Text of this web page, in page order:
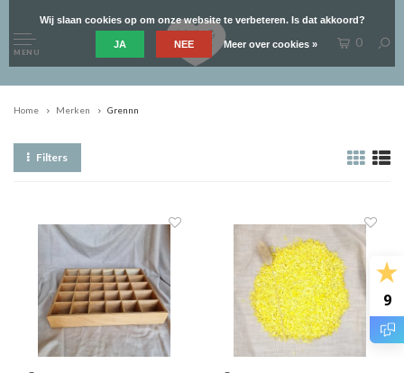
9
MENU
0
Home Merken Grennn
Filters
Wij slaan cookies op om onze website te verbeteren. Is dat akkoord?
JA NEE Meer over cookies »